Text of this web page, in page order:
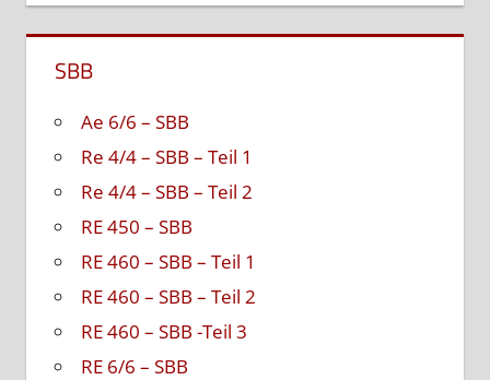
SBB
Ae 6/6 – SBB
Re 4/4 – SBB – Teil 1
Re 4/4 – SBB – Teil 2
RE 450 – SBB
RE 460 – SBB – Teil 1
RE 460 – SBB – Teil 2
RE 460 – SBB -Teil 3
RE 6/6 – SBB